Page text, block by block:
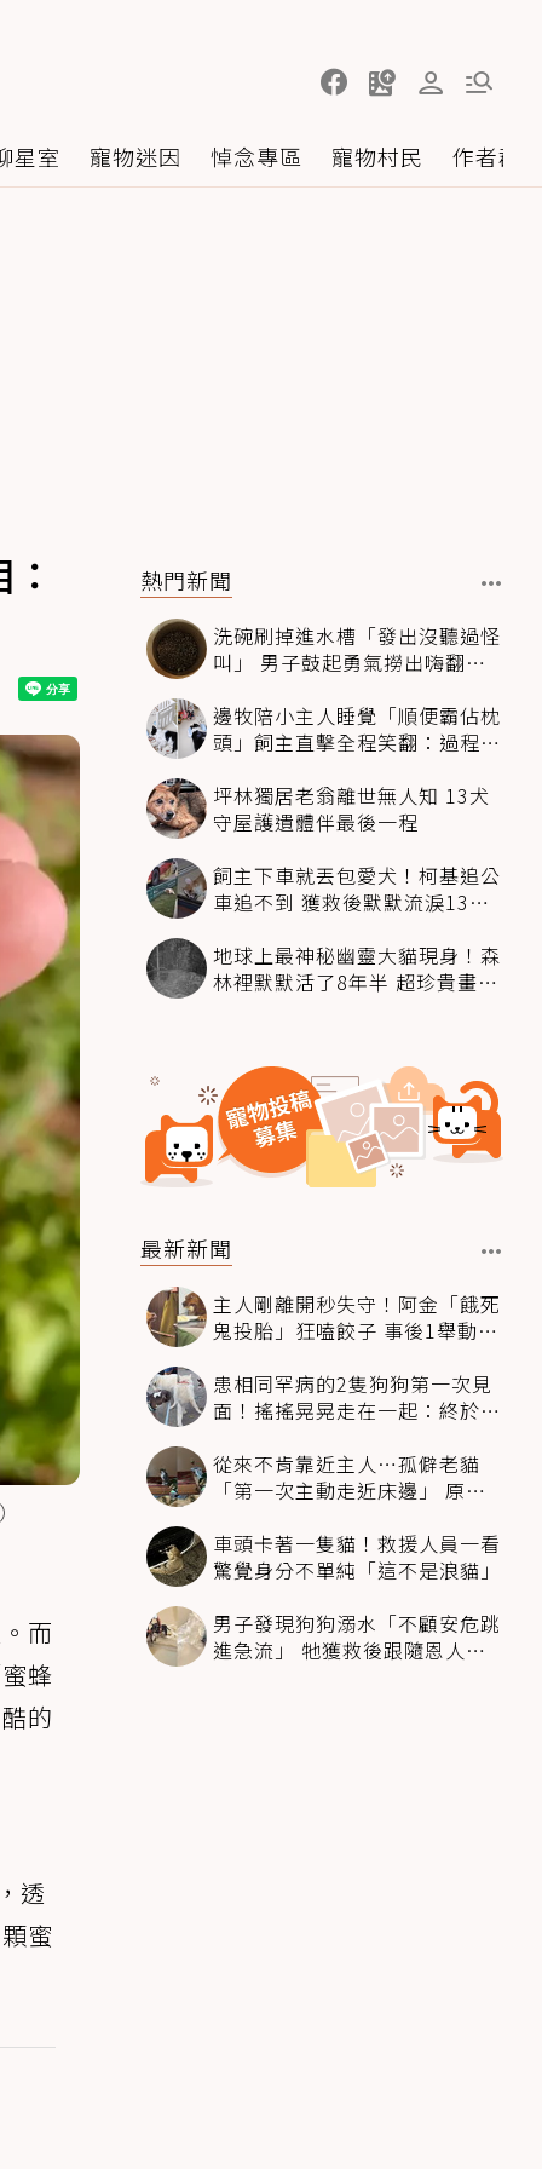
星室 寵物迷因 悼念專區 寵物村民 作者群
而
蜂
的
透
蜜
熱門新聞
洗碗刷掉進水槽「發出沒聽過怪
叫」 男子鼓起勇氣撈出嗨翻：
邊牧陪小主人睡覺「順便霸佔枕
頭」飼主直擊全程笑翻：過程絲
坪林獨居老翁離世無人知 13犬
守屋護遺體伴最後一程
飼主下車就丟包愛犬！柯基追公
車追不到 獲救後默默流淚13萬
地球上最神秘幽靈大貓現身！森
林裡默默活了8年半 超珍貴畫面
最新新聞
主人剛離開秒失守！阿金「餓死
鬼投胎」狂嗑餃子 事後1舉動反
患相同罕病的2隻狗狗第一次見
面！搖搖晃晃走在一起：終於找
從來不肯靠近主人…孤僻老貓
「第一次主動走近床邊」 原因
車頭卡著一隻貓！救援人員一看
驚覺身分不單純「這不是浪貓」
男子發現狗狗溺水「不顧安危跳
進急流」 牠獲救後跟隨恩人不